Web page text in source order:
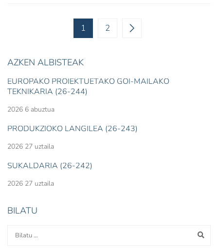
1 2
AZKEN ALBISTEAK
EUROPAKO PROIEKTUETAKO GOI-MAILAKO
TEKNIKARIA (26-244)
2026 6 abuztua
PRODUKZIOKO LANGILEA (26-243)
2026 27 uztaila
SUKALDARIA (26-242)
2026 27 uztaila
BILATU